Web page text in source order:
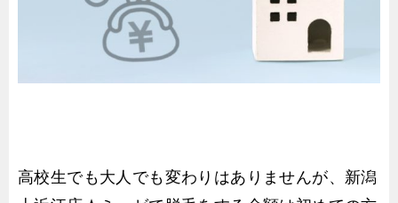
高校生でも大人でも変わりはありませんが、新潟